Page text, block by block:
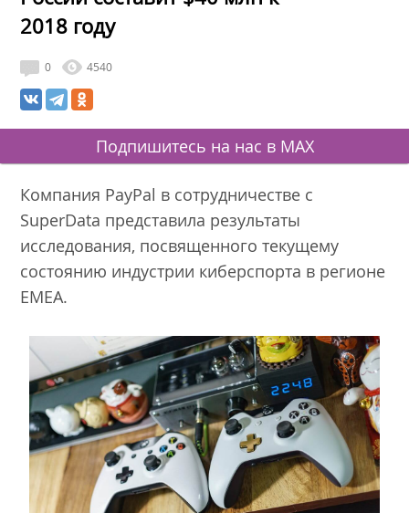
2018 году
0 4540
Подпишитесь на нас в MAX
Компания PayPal в сотрудничестве с
SuperData представила результаты
исследования, посвященного текущему
состоянию индустрии киберспорта в регионе
EMEA.